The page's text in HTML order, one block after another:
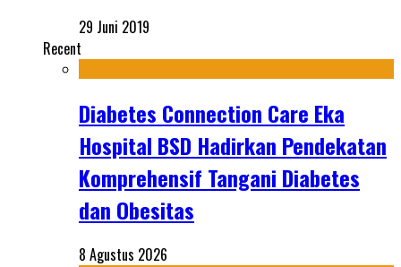
29 Juni 2019
Recent
Diabetes Connection Care Eka
Hospital BSD Hadirkan Pendekatan
Komprehensif Tangani Diabetes
dan Obesitas
8 Agustus 2026